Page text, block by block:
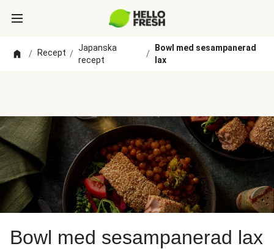
/ Recept /
Japanska
recept
/
Bowl med sesampanerad
lax
Bowl med sesampanerad lax